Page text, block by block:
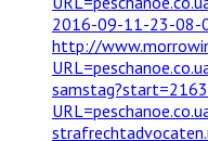
2016-09-11-23-08-
http://